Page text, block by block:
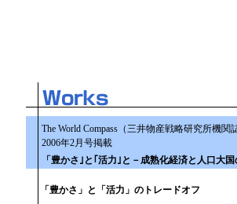
The World Compass（三井物産戦略研究所機関
2006年2月号掲載
「豊かさ｣と｢活力｣と－成熟化経済と人口大
「豊かさ」と「活力」のトレードオフ